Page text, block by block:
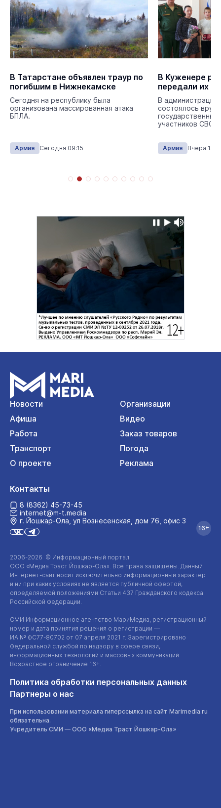
В Татарстане объявлен траур по
погибшим в Нижнекамске
Сегодня на республику была
организована массированная атака
БПЛА.
Армия Сегодня 09:15
В Куженере
передали их
В администрации
состоялось
участников СВО.
Армия Вчера
Новости
Организации
Афиша
Видео
Работа
Заказ товаров
Транспорт
Погода
О проекте
Реклама
2006-2026 © Информационный портал
ООО «Медиа Траст Йошкар-Ола». Все права защищены. Данный
Интернет-сайт носит исключительно информационный характер
и ни при каких условиях не является публичной офертой,
определяемой положениями Статьи 437 Гражданского кодекса
Российской Федерации.
СМИ Информационное агентство МариМедиа, регистрационный
номер и дата принятия решения о регистрации —
ИА № ФС77-80702 от 07 апреля 2021 г. Зарегистрировано
Федеральной службой по надзору в сфере связи,
информационных технологий и массовых коммуникаций.
Возрастное ограничение 16+.
Политика обработки персональных данных
Партнеры о нас
При использовании материала гиперссылка на сайт Marimedia.ru
обязательна.
Учредитель СМИ — ООО «Медиа Траст Йошкар-Ола»
Контакты
8 (8362) 45-73-45
internet@m-t.media
г. Йошкар‑Ола, ул Вознесенская, дом 76, офис 3
16+